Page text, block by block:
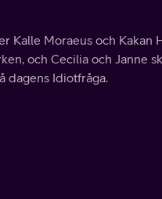
Kalle Moraeus och Kakan
och Cecilia och Janne
dagens Idiotfråga.